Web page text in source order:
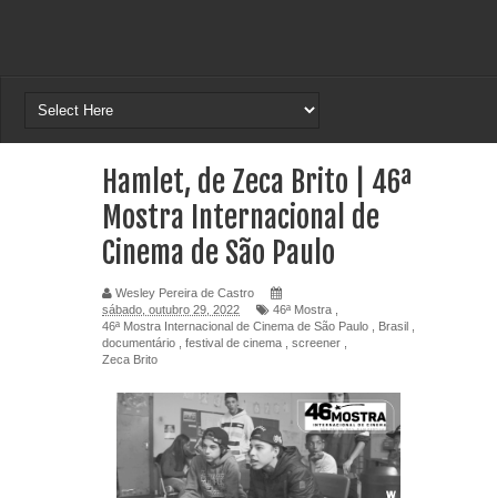
Hamlet, de Zeca Brito | 46ª
Mostra Internacional de
Cinema de São Paulo
Wesley Pereira de Castro
sábado, outubro 29, 2022
46ª Mostra
46ª Mostra Internacional de Cinema de São Paulo
Brasil
documentário
festival de cinema screener
Zeca Brito